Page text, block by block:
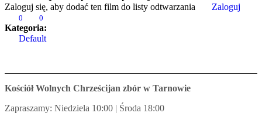
Zaloguj się, aby dodać ten film do listy odtwarzania
Zaloguj
0 0
Kategoria:
Default
Kościół Wolnych Chrześcijan zbór w Tarnowie
Zapraszamy: Niedziela 10:00 | Środa 18:00